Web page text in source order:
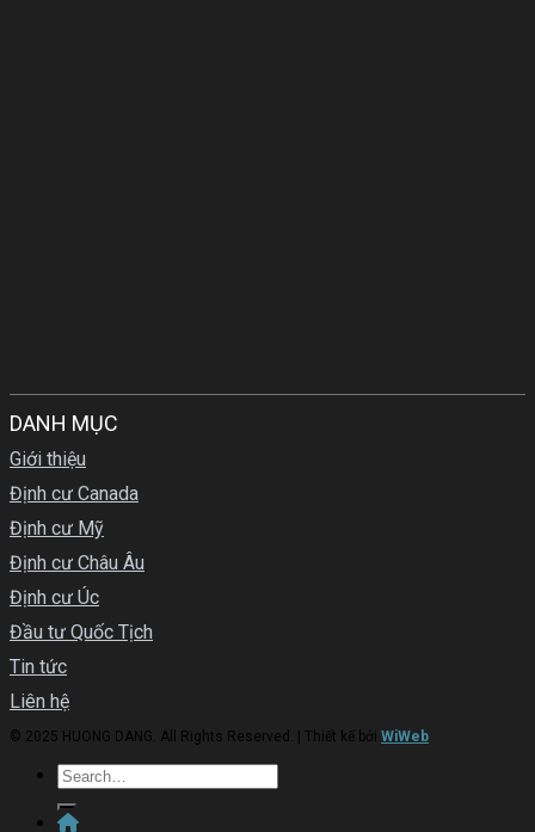
DANH MỤC
Giới thiệu
Định cư Canada
Định cư Mỹ
Định cư Châu Âu
Định cư Úc
Đầu tư Quốc Tịch
Tin tức
Liên hệ
© 2025 HUONG DANG. All Rights Reserved. | Thiết kế bởi WiWeb